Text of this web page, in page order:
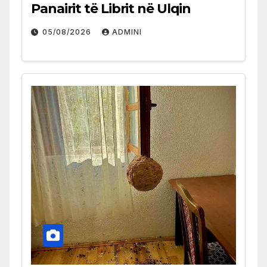
Panairit të Librit në Ulqin
05/08/2026 ADMINI